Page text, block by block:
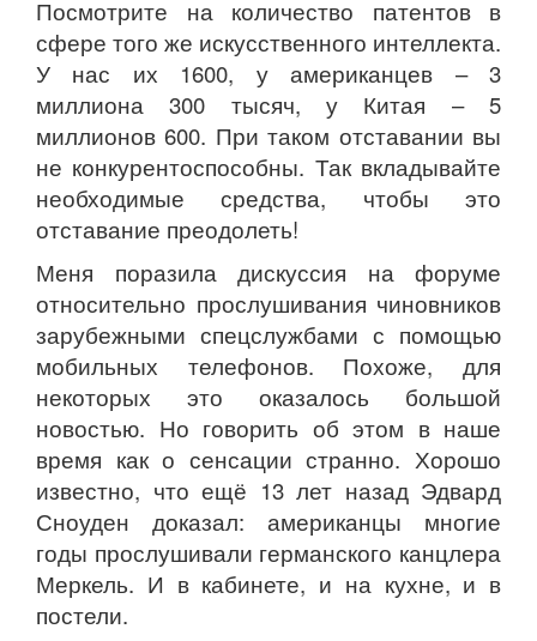
Посмотрите на количество патентов в
сфере того же искусственного интеллекта.
У нас их 1600, у американцев – 3
миллиона 300 тысяч, у Китая – 5
миллионов 600. При таком отставании вы
не конкурентоспособны. Так вкладывайте
необходимые средства, чтобы это
отставание преодолеть!
Меня поразила дискуссия на форуме
относительно прослушивания чиновников
зарубежными спецслужбами с помощью
мобильных телефонов. Похоже, для
некоторых это оказалось большой
новостью. Но говорить об этом в наше
время как о сенсации странно. Хорошо
известно, что ещё 13 лет назад Эдвард
Сноуден доказал: американцы многие
годы прослушивали германского канцлера
Меркель. И в кабинете, и на кухне, и в
постели.